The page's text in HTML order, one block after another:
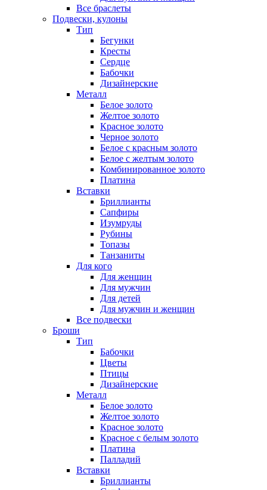
Все браслеты
Подвески, кулоны
Тип
Бегунки
Кресты
Сердце
Бабочки
Дизайнерские
Металл
Белое золото
Желтое золото
Красное золото
Черное золото
Белое с красным золото
Белое с желтым золото
Комбинированное золото
Платина
Вставки
Бриллианты
Сапфиры
Изумруды
Рубины
Топазы
Танзаниты
Для кого
Для женщин
Для мужчин
Для детей
Для мужчин и женщин
Все подвески
Броши
Тип
Бабочки
Цветы
Птицы
Дизайнерские
Металл
Белое золото
Желтое золото
Красное золото
Красное с белым золото
Платина
Палладий
Вставки
Бриллианты